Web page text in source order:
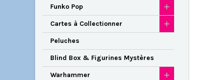
Funko Pop
Cartes à Collectionner
Peluches
Blind Box & Figurines Mystères
Warhammer